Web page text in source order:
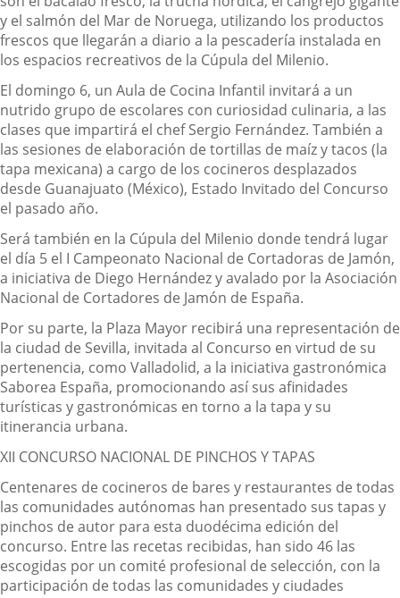
y el salmón del Mar de Noruega, utilizando los productos
frescos que llegarán a diario a la pescadería instalada en
los espacios recreativos de la Cúpula del Milenio.
El domingo 6, un Aula de Cocina Infantil invitará a un
nutrido grupo de escolares con curiosidad culinaria, a las
clases que impartirá el chef Sergio Fernández. También a
las sesiones de elaboración de tortillas de maíz y tacos (la
tapa mexicana) a cargo de los cocineros desplazados
desde Guanajuato (México), Estado Invitado del Concurso
el pasado año.
Será también en la Cúpula del Milenio donde tendrá lugar
el día 5 el I Campeonato Nacional de Cortadoras de Jamón,
a iniciativa de Diego Hernández y avalado por la Asociación
Nacional de Cortadores de Jamón de España.
Por su parte, la Plaza Mayor recibirá una representación de
la ciudad de Sevilla, invitada al Concurso en virtud de su
pertenencia, como Valladolid, a la iniciativa gastronómica
Saborea España, promocionando así sus afinidades
turísticas y gastronómicas en torno a la tapa y su
itinerancia urbana.
XII CONCURSO NACIONAL DE PINCHOS Y TAPAS
Centenares de cocineros de bares y restaurantes de todas
las comunidades autónomas han presentado sus tapas y
pinchos de autor para esta duodécima edición del
concurso. Entre las recetas recibidas, han sido 46 las
escogidas por un comité profesional de selección, con la
participación de todas las comunidades y ciudades